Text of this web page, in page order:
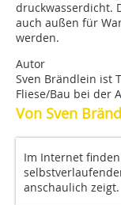
druckwasserdicht.
auch außen für
werden.
Autor
Sven Brändlein ist
Fliese/Bau bei der
Von Sven
Im Internet
anschaulich zeigt.